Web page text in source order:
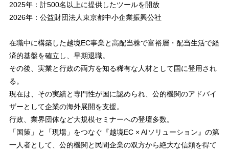
2025年：計500名以上に提供したツールを開放
2026年：公益財団法人東京都中小企業振興公社
在職中に構築した越境EC事業と高配当株で富裕層・配当生活で経
済的基盤を確立し、早期退職。
その後、実業と行政の両方を知る稀有な人材として国に登用され
る。
現在は、その実績と専門性が国に認められ、公的機関のアドバイ
ザーとして企業の海外展開を支援。
行政、業界団体など大規模セミナーへの登壇多数。
「国策」と「現場」をつなぐ『越境EC × AIソリューション』の第
一人者として、公的機関と民間企業の双方から絶大な信頼を得て